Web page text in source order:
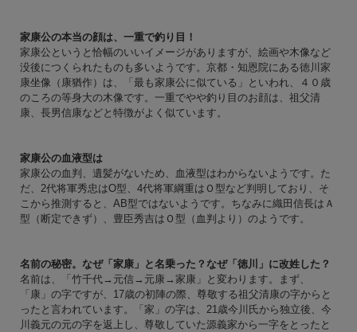
家康公の本当の顔は、一重で釣り目！
家康公というと恰幅のいいイメージがありますが、絵画や木像など
没後につくられたものも多いようです。京都・知恩院にある徳川家
康坐像（康猶作）は、「最も家康公に似ている」といわれ、４０歳
のころの等身大の木像です。一重でやや釣り目のお顔は、祖父清
康、長男信康などと特徴がよく似ています。
家康公の血液型は
家康公の血判、遺髪がないため、血液型はわからないようです。た
だ、2代将軍秀忠はO型、4代将軍綱重はＯ型など判明しており、そ
こから推測すると、AB型ではないようです。ちなみに織田信長はＡ
型（断定できず）、豊臣秀吉はＯ型（血判より）のようです。
名前の秘密。なぜ「家康」と名乗った？なぜ「徳川」に改姓した？
名前は、「竹千代→元信→元康→家康」と変わります。まず、
「康」の字ですが、17歳の初陣の際、尊敬する祖父清康の字からと
ったと言われています。「家」の字は、21歳今川氏から独立後、今
川義元の元の字を返上し、尊敬していた源義家から一字をとったと